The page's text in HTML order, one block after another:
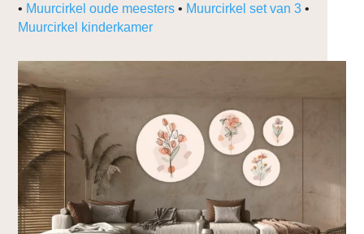
• Muurcirkel oude meesters • Muurcirkel set van 3 •
Muurcirkel kinderkamer